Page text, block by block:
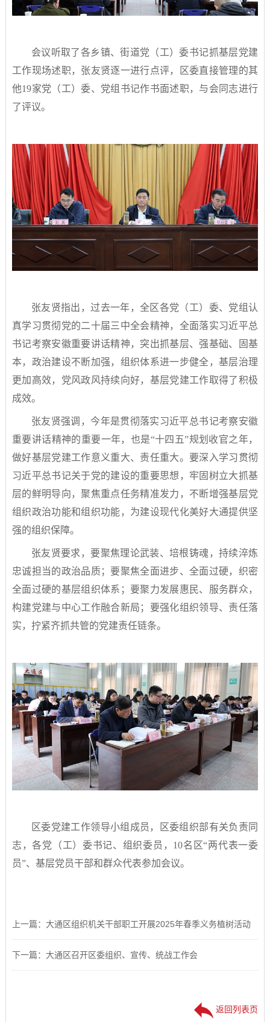
会议听取了各乡镇、街道党（工）委书记抓基层党建
工作现场述职，张友贤逐一进行点评，区委直接管理的其
他19家党（工）委、党组书记作书面述职，与会同志进行
了评议。
张友贤指出，过去一年，全区各党（工）委、党组认
真学习贯彻党的二十届三中全会精神，全面落实习近平总
书记考察安徽重要讲话精神，突出抓基层、强基础、固基
本，政治建设不断加强，组织体系进一步健全，基层治理
更加高效，党风政风持续向好，基层党建工作取得了积极
成效。
张友贤强调，今年是贯彻落实习近平总书记考察安徽
重要讲话精神的重要一年，也是“十四五”规划收官之年，
做好基层党建工作意义重大、责任重大。要深入学习贯彻
习近平总书记关于党的建设的重要思想，牢固树立大抓基
层的鲜明导向，聚焦重点任务精准发力，不断增强基层党
组织政治功能和组织功能，为建设现代化美好大通提供坚
强的组织保障。
张友贤要求，要聚焦理论武装、培根铸魂，持续淬炼
忠诚担当的政治品质；要聚焦全面进步、全面过硬，织密
全面过硬的基层组织体系；要聚力发展惠民、服务群众，
构建党建与中心工作融合新局；要强化组织领导、责任落
实，拧紧齐抓共管的党建责任链条。
区委党建工作领导小组成员，区委组织部有关负责同
志，各党（工）委书记、组织委员，10名区“两代表一委
员”、基层党员干部和群众代表参加会议。
上一篇：大通区组织机关干部职工开展2025年春季义务植树活动
下一篇：大通区召开区委组织、宣传、统战工作会
返回列表页